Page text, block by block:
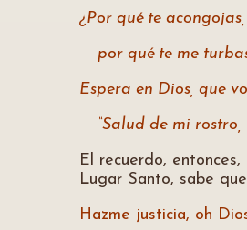
¿Por qué te
por qué te me
Espera en Dios, que
“Salud de mi rostro,
El recuerdo,
Lugar Santo, sabe
Hazme justicia, oh